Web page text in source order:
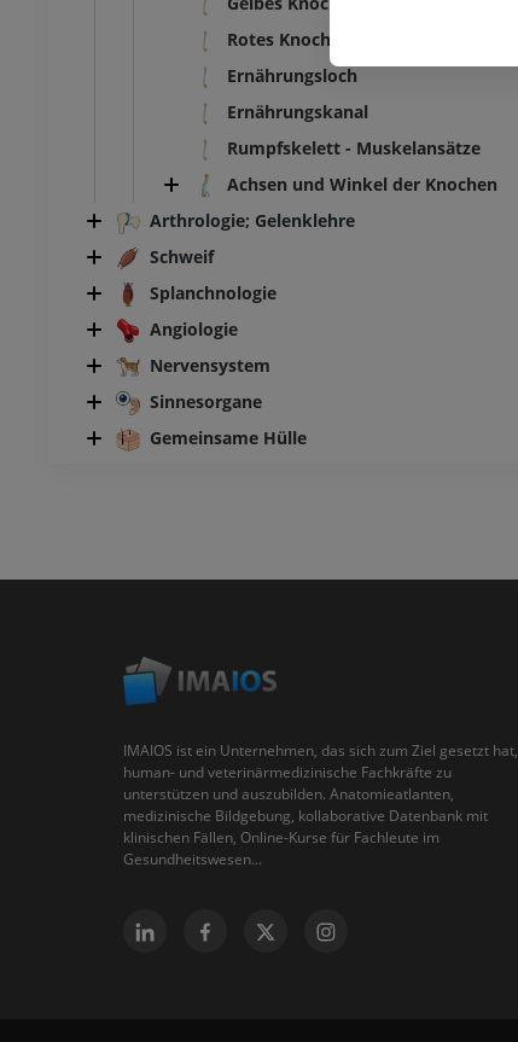
Rotes Knochenmark
Ernährungsloch
Ernährungskanal
Rumpfskelett - Muskelansätze
Achsen und Winkel der Knochen
Arthrologie; Gelenklehre
Schweif
Splanchnologie
Angiologie
Nervensystem
Sinnesorgane
Gemeinsame Hülle
IMAIOS ist ein Unternehmen, das sich zum Ziel gesetzt hat,
human- und veterinärmedizinische Fachkräfte zu
unterstützen und auszubilden. Anatomieatlanten,
medizinische Bildgebung, kollaborative Datenbank mit
klinischen Fällen, Online-Kurse für Fachleute im
Gesundheitswesen...